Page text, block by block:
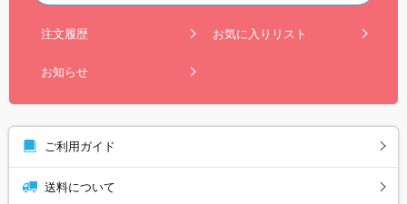
注文履歴 お気に入りリスト
お知らせ
ご利用ガイド
送料について